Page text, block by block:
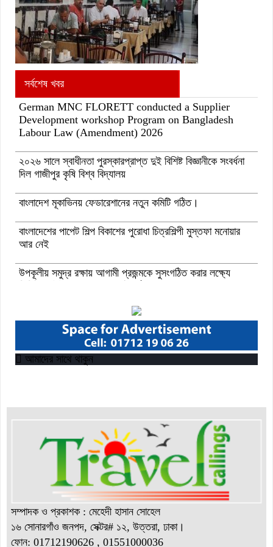
সর্বশেষ খবর
German MNC FLORETT conducted a Supplier
Development workshop Program on Bangladesh
Labour Law (Amendment) 2026
২০২৬ সালে স্বাধীনতা পুরস্কারপ্রাপ্ত দুই বিশিষ্ট বিজ্ঞানীকে সংবর্ধনা
দিল গাজীপুর কৃষি বিশ্ব বিদ্যালয়
বাংলাদেশ মূকাভিনয় ফেডারেশানের নতুন কমিটি গঠিত।
বাংলাদেশের পাপেট শিল্প বিকাশের পুরোধা চিত্রশিল্পী মুস্তফা মনোয়ার
আর নেই
উপকূলীয় সমুদ্র রক্ষায় আগামী প্রজন্মকে সুসংগঠিত করার লক্ষ্যে
“বাংলাদেশ ইনস্টিটিউট অব ট্যুরিজম অ্যান্ড হসপিটালিটি” তে ৬ মাস
মেয়াদী চারটি সার্টিফিকেট কোর্সে ভর্তি শুরু হয়েছে।
আমাদের সাথে থাকুন
সম্পাদক ও প্রকাশক : মেহেদী হাসান সোহেল
১৬ সোনারগাঁও জনপদ, সেক্টর# ১২, উত্তরা, ঢাকা।
ফোন: 01712190626 , 01551000036